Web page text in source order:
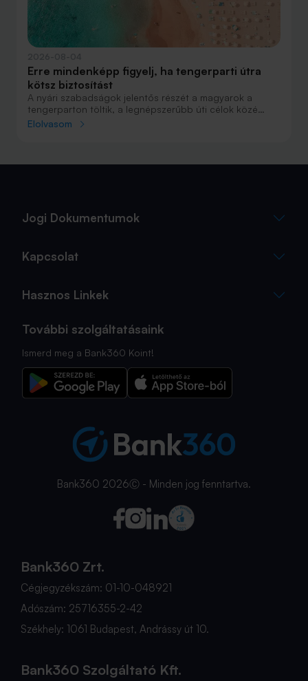
Erre mindenképp figyelj, ha tengerparti útra
kötsz biztosítást
A nyári szabadságok jelentős részét a magyarok a
tengerparton töltik, a legnépszerűbb úti célok közé
Horvátország, Olaszország és Görögország tartozik. A
sokszor az utolsó pillanatra marad.
Elolvasom
Jogi Dokumentumok
Kapcsolat
Hasznos Linkek
További szolgáltatásaink
Ismerd meg a Bank360 Koint!
Bank360 2026Ⓒ - Minden jog fenntartva.
Bank360 Zrt.
Cégjegyzékszám: 01-10-048921
Adószám: 25716355-2-42
Székhely: 1061 Budapest, Andrássy út 10.
Bank360 Szolgáltató Kft.